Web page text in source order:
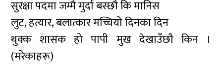
सुरक्षा पदमा जम्मै मुर्दा बस्छौ कि मानिस
लुट, हत्यार, बलात्कार मच्चियो दिनका दिन
थुक्क शासक हो पापी मुख देखाउँछौ किन ।
(मरेकाहरू)